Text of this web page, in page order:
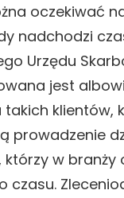
oczekiwać
nadchodzi
Urzędu
jest
klientów,
prowadzenie
którzy w branży
czasu.